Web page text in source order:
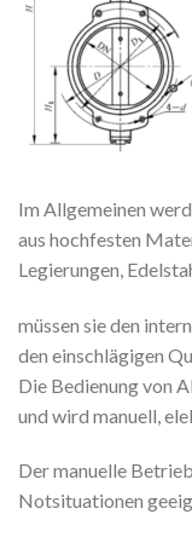
Im Allgemeinen
aus hochfesten
Legierungen,
müssen sie den
den einschlägigen
Die Bedienung von
und wird manuell,
Der manuelle
Notsituationen